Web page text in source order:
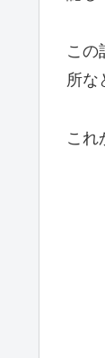
この
所な
これ